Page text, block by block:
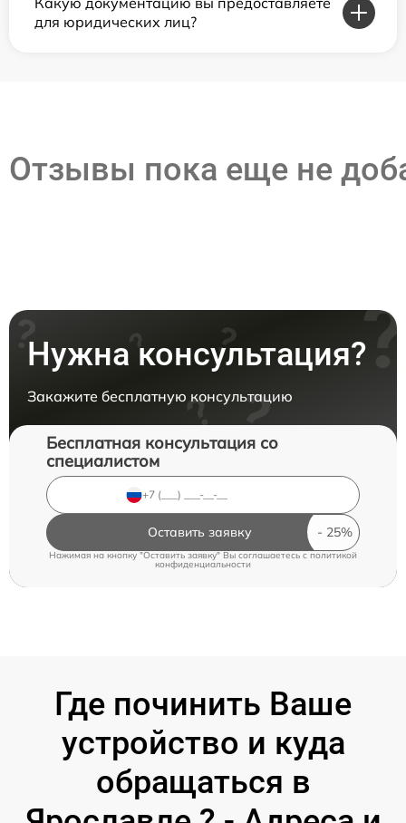
для юридических лиц?
Отзывы пока еще не
Нужна консультация?
Закажите бесплатную консультацию
Бесплатная консультация со
специалистом
Оставить заявку
Нажимая на кнопку "Оставить заявку" Вы соглашаетесь cполитикой
конфиденциальности
Где починить Ваше
устройство и куда
обращаться в